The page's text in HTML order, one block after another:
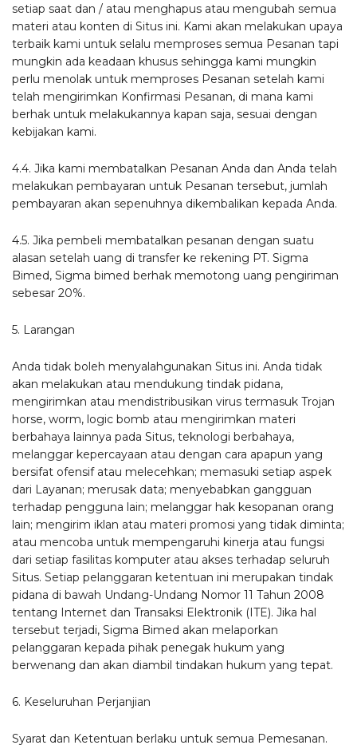
setiap saat dan / atau menghapus atau mengubah semua
materi atau konten di Situs ini. Kami akan melakukan upaya
terbaik kami untuk selalu memproses semua Pesanan tapi
mungkin ada keadaan khusus sehingga kami mungkin
perlu menolak untuk memproses Pesanan setelah kami
telah mengirimkan Konfirmasi Pesanan, di mana kami
berhak untuk melakukannya kapan saja, sesuai dengan
kebijakan kami.
4.4. Jika kami membatalkan Pesanan Anda dan Anda telah
melakukan pembayaran untuk Pesanan tersebut, jumlah
pembayaran akan sepenuhnya dikembalikan kepada Anda.
4.5. Jika pembeli membatalkan pesanan dengan suatu
alasan setelah uang di transfer ke rekening PT. Sigma
Bimed, Sigma bimed berhak memotong uang pengiriman
sebesar 20%.
5. Larangan
Anda tidak boleh menyalahgunakan Situs ini. Anda tidak
akan melakukan atau mendukung tindak pidana,
mengirimkan atau mendistribusikan virus termasuk Trojan
horse, worm, logic bomb atau mengirimkan materi
berbahaya lainnya pada Situs, teknologi berbahaya,
melanggar kepercayaan atau dengan cara apapun yang
bersifat ofensif atau melecehkan; memasuki setiap aspek
dari Layanan; merusak data; menyebabkan gangguan
terhadap pengguna lain; melanggar hak kesopanan orang
lain; mengirim iklan atau materi promosi yang tidak diminta;
atau mencoba untuk mempengaruhi kinerja atau fungsi
dari setiap fasilitas komputer atau akses terhadap seluruh
Situs. Setiap pelanggaran ketentuan ini merupakan tindak
pidana di bawah Undang-Undang Nomor 11 Tahun 2008
tentang Internet dan Transaksi Elektronik (ITE). Jika hal
tersebut terjadi, Sigma Bimed akan melaporkan
pelanggaran kepada pihak penegak hukum yang
berwenang dan akan diambil tindakan hukum yang tepat.
6. Keseluruhan Perjanjian
Syarat dan Ketentuan berlaku untuk semua Pemesanan.